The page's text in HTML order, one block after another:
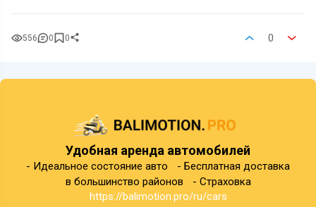
556 0 0 0
Удобная аренда автомобилей
- Идеальное состояние авто - Бесплатная доставка
в большинство районов - Страховка
https://balimotion.pro/ru/cars